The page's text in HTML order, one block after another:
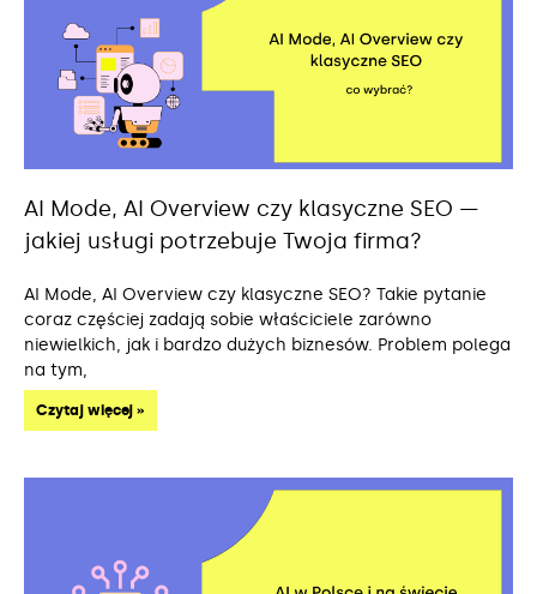
AI Mode, AI Overview czy klasyczne SEO —
jakiej usługi potrzebuje Twoja firma?
AI Mode, AI Overview czy klasyczne SEO? Takie pytanie
coraz częściej zadają sobie właściciele zarówno
niewielkich, jak i bardzo dużych biznesów. Problem polega
na tym,
Czytaj więcej »